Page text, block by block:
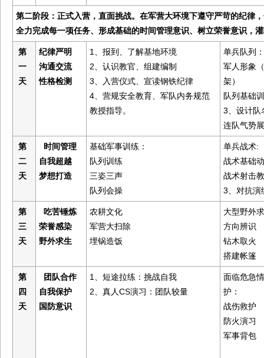
第二阶段：正式入营，直面挑战。在军营大环境下遵守严苛的纪律
全力完成每一项任务、形成基础的时间管理意识、树立荣誉意识，
第
一
天
纪律严明
沟通交流
性格检测
1、报到、了解基地环境
2、认识教官、组建编制
3、入营仪式、宣读钢铁纪律
4、营规安全教育、军队内务规范
教授指导。
单兵队列：
军人形象
架）
队列基础
3、设计队
连队气势
第
二
天
时间管理
自我超越
梦想打造
基础军事训练：
队列训练
三姿三声
队列会操
单兵战术:
战术基础
战术射击
3、对抗演
第
三
天
吃苦锤炼
荣誉感染
野外求生
农耕文化
军营大扫除
埋锅造饭
大型野外
方向辨识
钻木取火
搭建帐篷
第
四
天
团队合作
自我保护
国防意识
1、短途拉练：挑战自我
2、真人CS演习：团队较量
面临危急
护：
战伤救护
防火演习
军事背包